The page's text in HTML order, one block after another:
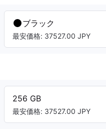
ブラック
最安価格: 37527.00 JPY
256 GB
最安価格: 37527.00 JPY